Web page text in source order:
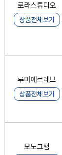
로라스튜디오
상품전체보기
루미에르레브
상품전체보기
모노그램